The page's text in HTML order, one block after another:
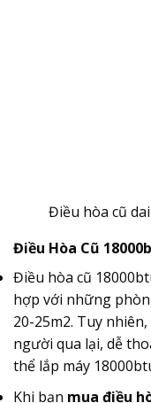
Điều hòa cũ
Điều Hòa Cũ
Điều hòa cũ
hợp với những
20-25m2. Tuy
người qua lại, dễ
thể lắp máy
Khi bạn mua điều